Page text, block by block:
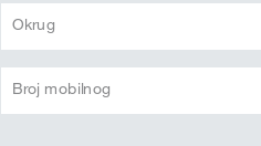
Okrug
Broj mobilnog